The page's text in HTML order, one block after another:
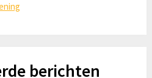
berichten